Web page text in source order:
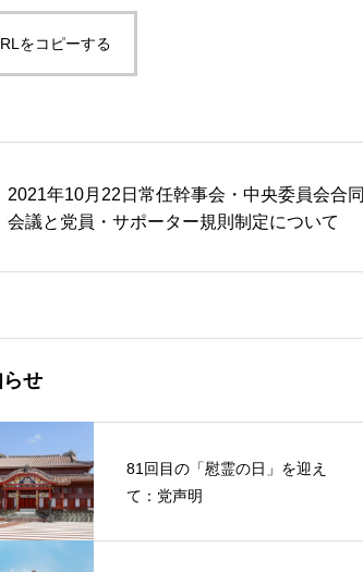
をコピーする
2021年10月22日常任幹事会・中央委員会合同
会議と党員・サポーター規則制定について
せ
81回目の「慰霊の日」を迎え
て：党声明